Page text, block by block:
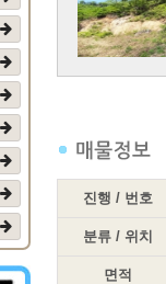
진행 / 번호
분류 / 위치
면적